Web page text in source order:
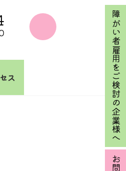
ス 障がい者雇用をご検討の企業様へ